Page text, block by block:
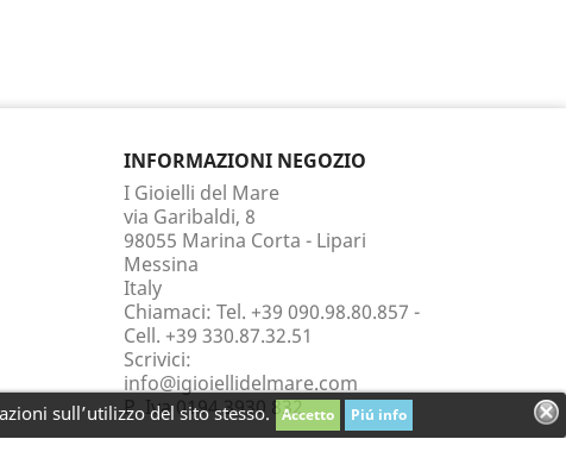
sull’utilizzo del sito stesso. Accetto Piú info
INFORMAZIONI NEGOZIO
I Gioielli del Mare
via Garibaldi, 8
98055 Marina Corta - Lipari
Messina
Italy
Chiamaci: Tel. +39 090.98.80.857 -
Cell. +39 330.87.32.51
Scrivici:
info@igioiellidelmare.com
P. Iva 0194 3930 832